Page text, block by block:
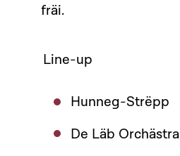
fräi.
Line-up
Hunneg-Strëpp
De Läb Orchästra